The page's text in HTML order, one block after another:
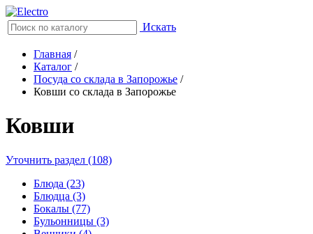
Искать
Главная /
Каталог /
Посуда со склада в Запорожье /
Ковши со склада в Запорожье
Ковши
Уточнить раздел (108)
Блюда (23)
Блюдца (3)
Бокалы (77)
Бульонницы (3)